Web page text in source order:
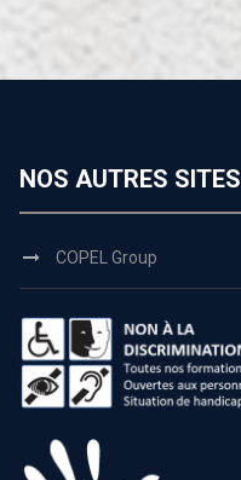
NOS AUTRES SITES
COPEL Group